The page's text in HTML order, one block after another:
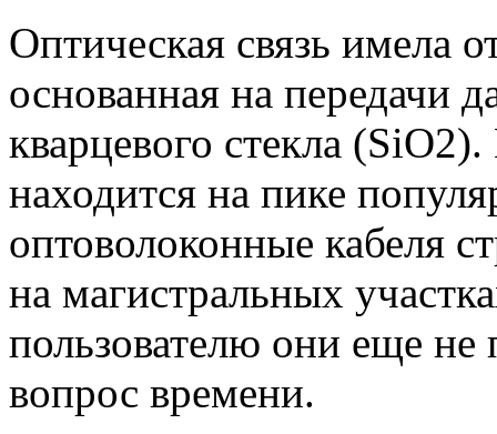
Оптическая связь имела
основанная на передачи
кварцевого стекла
находится на пике
оптоволоконные кабеля
на магистральных
пользователю они еще
вопрос времени.